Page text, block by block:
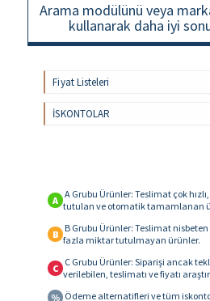
Arama modülünü veya marka
kullanarak daha iyi
Fiyat Listeleri
İSKONTOLAR
A A Grubu Ürünler: Teslimat çok
tutulan ve otomatik tamamlanan
B B Grubu Ürünler: Teslimat
fazla miktar tutulmayan ürünler.
C C Grubu Ürünler: Siparişi ancak
verilebilen, teslimatı ve fiyatı
% Ödeme alternatifleri ve tüm